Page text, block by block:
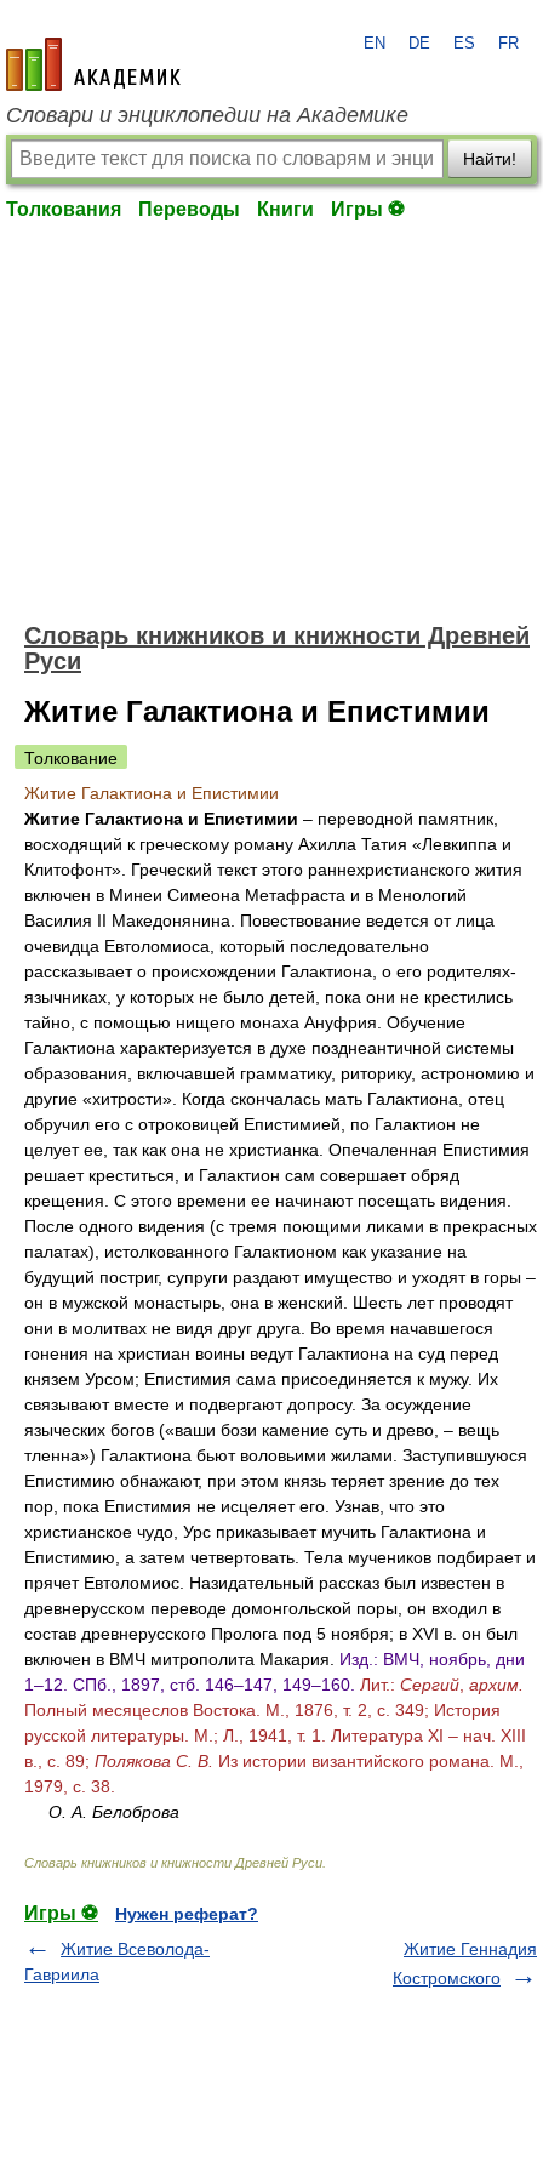
academic.ru
EN DE ES FR
Словари и энциклопедии на Академике
Найти!
Толкования Переводы Книги Игры ⚽
Словарь книжников и книжности Древней
Руси
Житие Галактиона и Епистимии
Толкование
Житие Галактиона и Епистимии
Житие Галактиона и Епистимии – переводной памятник,
восходящий к греческому роману Ахилла Татия «Левкиппа и
Клитофонт». Греческий текст этого раннехристианского жития
включен в Минеи Симеона Метафраста и в Менологий
Василия II Македонянина. Повествование ведется от лица
очевидца Евтоломиоса, который последовательно
рассказывает о происхождении Галактиона, о его родителях-
язычниках, у которых не было детей, пока они не крестились
тайно, с помощью нищего монаха Ануфрия. Обучение
Галактиона характеризуется в духе позднеантичной системы
образования, включавшей грамматику, риторику, астрономию и
другие «хитрости». Когда скончалась мать Галактиона, отец
обручил его с отроковицей Епистимией, по Галактион не
целует ее, так как она не христианка. Опечаленная Епистимия
решает креститься, и Галактион сам совершает обряд
крещения. С этого времени ее начинают посещать видения.
После одного видения (с тремя поющими ликами в прекрасных
палатах), истолкованного Галактионом как указание на
будущий постриг, супруги раздают имущество и уходят в горы –
он в мужской монастырь, она в женский. Шесть лет проводят
они в молитвах не видя друг друга. Во время начавшегося
гонения на христиан воины ведут Галактиона на суд перед
князем Урсом; Епистимия сама присоединяется к мужу. Их
связывают вместе и подвергают допросу. За осуждение
языческих богов («ваши бози камение суть и древо, – вещь
тленна») Галактиона бьют воловьими жилами. Заступившуюся
Епистимию обнажают, при этом князь теряет зрение до тех
пор, пока Епистимия не исцеляет его. Узнав, что это
христианское чудо, Урс приказывает мучить Галактиона и
Епистимию, а затем четвертовать. Тела мучеников подбирает и
прячет Евтоломиос. Назидательный рассказ был известен в
древнерусском переводе домонгольской поры, он входил в
состав древнерусского Пролога под 5 ноября; в XVI в. он был
включен в ВМЧ митрополита Макария. Изд.: ВМЧ, ноябрь, дни
1–12. СПб., 1897, стб. 146–147, 149–160. Лит.: Сергий архим.
Полный месяцеслов Востока. М., 1876, т. 2, с. 349; История
русской литературы. М.; Л., 1941, т. 1. Литература XI – нач. XIII
в., с. 89; Полякова С. В. Из истории византийского романа. М.,
1979, с. 38.
О. А. Белоброва
Словарь книжников и книжности Древней Руси
Игры ⚽
Нужен реферат?
Житие Всеволода-
Гавриила
Житие Геннадия
Костромского